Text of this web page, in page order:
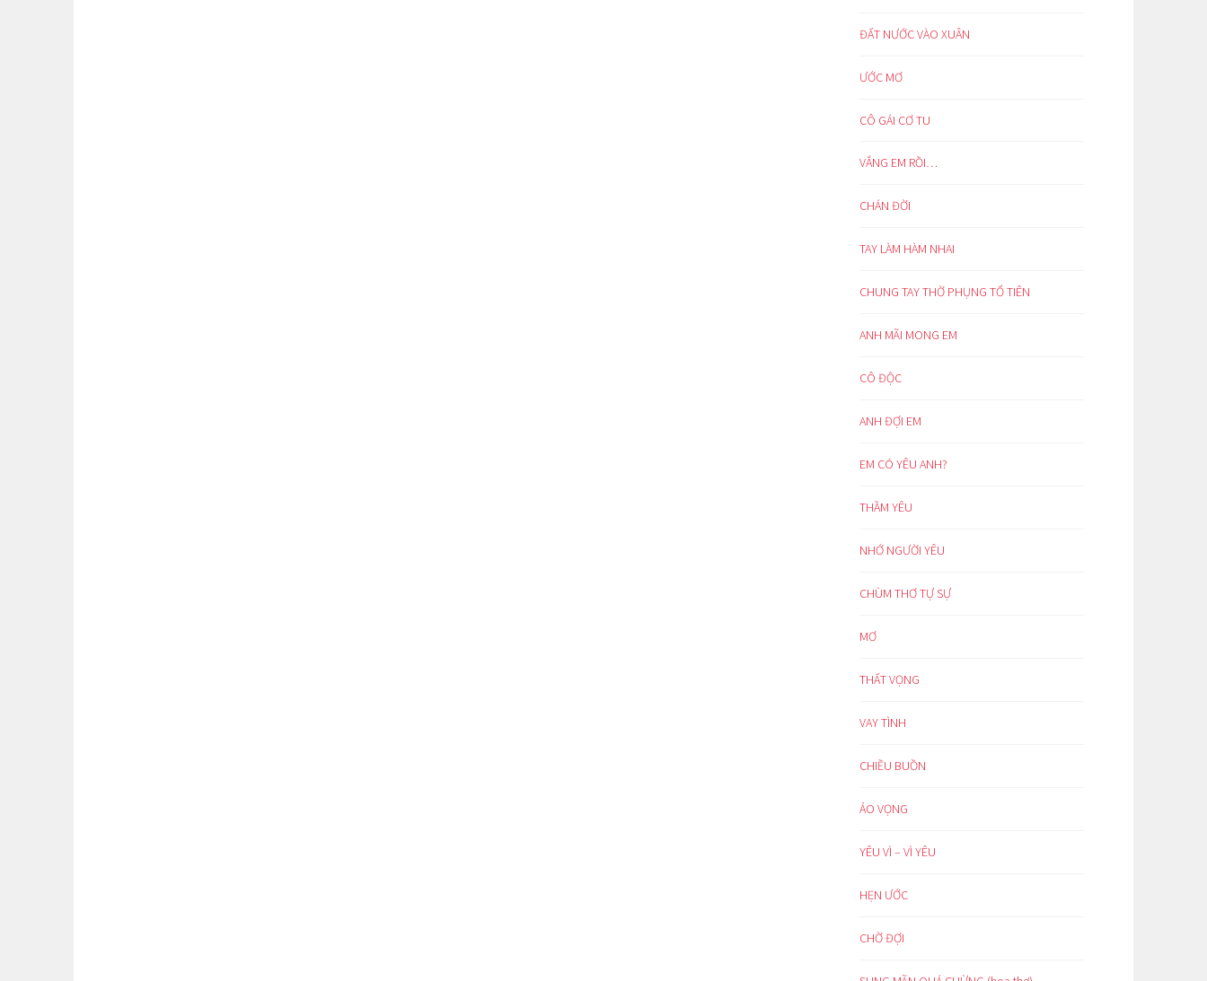
ĐẤT NƯỚC VÀO XUÂN
ƯỚC MƠ
CÔ GÁI CƠ TU
VẮNG EM RỒI…
CHÁN ĐỜI
TAY LÀM HÀM NHAI
CHUNG TAY THỜ PHỤNG TỔ TIÊN
ANH MÃI MONG EM
CÔ ĐỘC
ANH ĐỢI EM
EM CÓ YÊU ANH?
THẦM YÊU
NHỚ NGƯỜI YÊU
CHÙM THƠ TỰ SỰ
MƠ
THẤT VỌNG
VAY TÌNH
CHIỀU BUỒN
ẢO VỌNG
YÊU VÌ – VÌ YÊU
HẸN ƯỚC
CHỜ ĐỢI